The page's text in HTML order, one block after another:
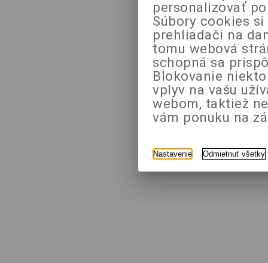
personalizovať
Súbory cookies
prehliadači na
tomu webová
schopná sa
Blokovanie
vplyv na vašu
webom, taktiež
vám ponuku na
Nastavenie Odmietnuť všetky